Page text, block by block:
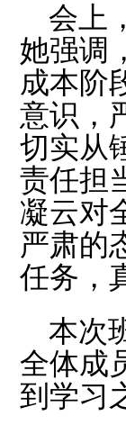
会上
她强调
成本阶
意识，
切实从
责任担
凝云对
严肃的
任务，
本次
全体成
到学习